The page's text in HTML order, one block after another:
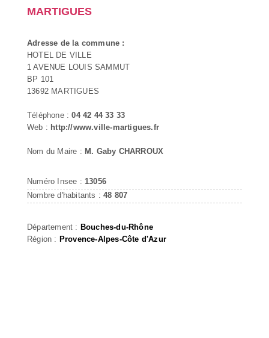
MARTIGUES
Adresse de la commune :
HOTEL DE VILLE
1 AVENUE LOUIS SAMMUT
BP 101
13692 MARTIGUES
Téléphone :04 42 44 33 33
Web : http://www.ville-martigues.fr
Nom du Maire : M. Gaby CHARROUX
Numéro Insee : 13056
Nombre d'habitants :48 807
Département : Bouches-du-Rhône
Région : Provence-Alpes-Côte d'Azur